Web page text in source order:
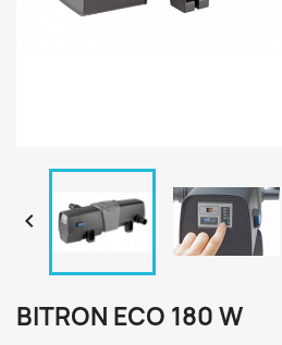

BITRON ECO 180 W